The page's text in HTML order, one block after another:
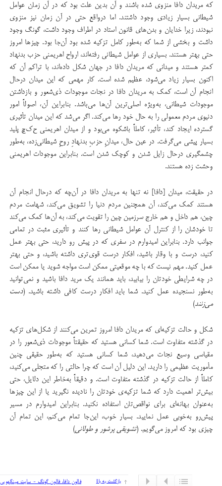
که مریدان دافا منزوی شده باشند و آن بدین علت بود که در آن زمان عوامل
شیطانی بسیار زیادی وجود داشتند. اما درواقع حتی در آن زمان نیز منزوی
نبودند، زیرا خدایان و بدن‌های قانون استاد در اطراف وجود داشت، گونگ وجود
داشت و بخشی از شما که به‌طور کامل تزکیه شده بود آن‌جا بود. چیزها امروز
حتی بهتر هستند. بسیاری از عوامل شیطانی رفته‌اند، ارواح اهریمنی حزب بدنهاد
کمتر هستند و میدانی که مریدان دافا در جهان شکل داده‌اند، با تراکم آن که
اکنون بسیار زیاد می‌شود، عظیم شده است. کار مهمی که این میدان درحال
انجام آن است، کمک به مریدان دافا در نجات موجودات ذی‌شعور و بازداشتن
موجودات شیطانی، به‌ویژه اصلی‌ترین آن‌ها می‌باشد. بنابراین آن، اصولاً امور
دنیوی مردم معمولی را به حال خود رها می‌کند. اگر می‌شد که این میدان تأثیری
گسترده ایجاد کند، تأثیر، کاملاً باشکوه می‌بود و از میدان اهریمنی ح‌ک‌چ پلید
بسیار پیشی می‌گرفت. در عین حال، میدانِ حزبِ بدنهادِ روحِ شیطانی‌زده، به‌طور
چشمگیری درحال زایل شدن و کوچک شدن است. بنابراین موجودات اهریمنی
وحشت زده هستند.
در حقیقت، میدان [دافا] نه تنها به مریدان دافا در آن‌چه که درحال انجام آن
هستند کمک می‌کند، آن همچنین مردم دنیا را تشویق می‌کند، شهامت مردم
چین، هم داخل و هم خارج سرزمین چین را تقویت می‌کند، به آن‌ها کمک می‌کند
تا خودشان را از کنترل آن عوامل شیطانی رها کنند و تأثیری مثبت در تمامی
جوانب دارد. بنابراین امیدوارم در سفری که در پیش رو دارید، حتی بهتر عمل
کنید، درست و با وقار باشید، افکار درست قوی‌تری داشته باشید، و حتی بهتر
عمل کنید. مهم نیست که با چه موقعیتی ممکن است مواجه شوید یا ممکن است
در چه شرایطی خودتان را بیابید، باید همانند یک مرید دافا باشید و نمی‌توانید
به‌طور نسنجیده عمل کنید. شما باید افکار درست کافی داشته باشید. (دست
می‌زنند)
شکل و حالت تزکیه‌ای که مریدان دافا امروز تمرین می‌کنند از شکل‌های تزکیه
در گذشته متفاوت است. شما کسانی هستید که حقیقتاً موجودات ذی‌شعور را در
مقیاسی وسیع نجات می‌دهید، شما کسانی هستید که به‌طور حقیقی چنین
مأموریت عظیمی را دارید. این دلیل آن است که چرا حالتی را که متجلی می‌کنید،
کاملاً از حالت تزکیه در گذشته متفاوت است. و دقیقاً به‌خاطر این دلایل، حتی
بیش‌تر اهمیت دارد که شما تزکیه‌ی خودتان را نادیده نگیرید یا از این چیزها
به‌عنوان بهانه‌ای برای نواقص‌تان استفاده نکنید. بنابراین امیدوارم در مسیر
پیش‌رو به‌خوبی عمل نمایید. بسیار خوب، این‌جا تمام می‌کنم، این تمام آن
چیزی بود که امروز می‌گویم. (تشویقی پرشور و طولانی)
فالون دافا، فالون گونگ - سایت مینگهویی بازگشت به بالا